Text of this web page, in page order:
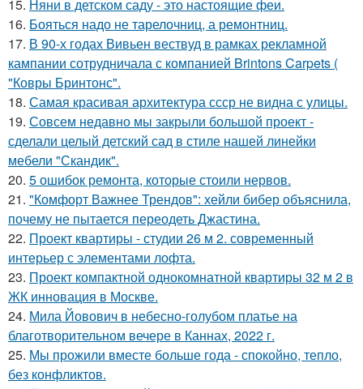
15. Няни в детском саду - это настоящие феи.
16. Бояться надо не тарелочниц, а ремонтниц.
17. В 90-х годах Вивьен вествуд в рамках рекламной
кампании сотрудничала с компанией Brintons Carpets (
"Ковры Бринтонс".
18. Самая красивая архитектура ссср не видна с улицы.
19. Совсем недавно мы закрыли большой проект -
сделали целый детский сад в стиле нашей линейки
мебели "Скандик".
20. 5 ошибок ремонта, которые стоили нервов.
21. "Комфорт Важнее Трендов": хейли бибер объяснила,
почему не пытается переодеть Джастина.
22. Проект квартиры - студии 26 м 2. современный
интерьер с элементами лофта.
23. Проект компактной однокомнатной квартиры 32 м 2 в
ЖК инновация в Москве.
24. Мила Йовович в небесно-голубом платье на
благотворительном вечере в Каннах, 2022 г.
25. Мы прожили вместе больше года - спокойно, тепло,
без конфликтов.